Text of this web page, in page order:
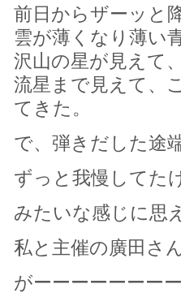
前日からザーッと
雲が薄くなり薄い
沢山の星が見えて
流星まで見えて、
てきた。
で、弾きだした途
ずっと我慢してた
みたいな感じに思
私と主催の廣田さ
がーーーーーーー